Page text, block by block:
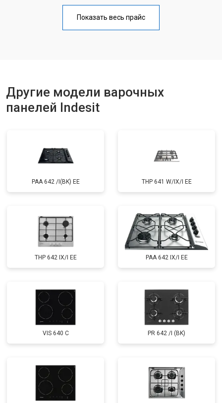
Показать весь прайс
Другие модели варочных
панелей Indesit
PAA 642 /I(BK) EE THP 641 W/IX/I EE
THP 642 IX/I EE PAA 642 IX/I EE
VIS 640 C PR 642 /I (BK)